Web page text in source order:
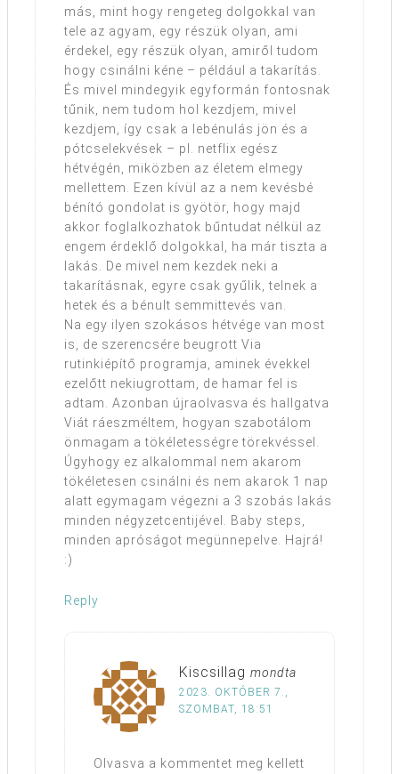
más, mint hogy rengeteg dolgokkal van
tele az agyam, egy részük olyan, ami
érdekel, egy részük olyan, amiről tudom
hogy csinálni kéne – például a takarítás.
És mivel mindegyik egyformán fontosnak
tűnik, nem tudom hol kezdjem, mivel
kezdjem, így csak a lebénulás jön és a
pótcselekvések – pl. netflix egész
hétvégén, miközben az életem elmegy
mellettem. Ezen kívül az a nem kevésbé
bénító gondolat is gyötör, hogy majd
akkor foglalkozhatok bűntudat nélkül az
engem érdeklő dolgokkal, ha már tiszta a
lakás. De mivel nem kezdek neki a
takarításnak, egyre csak gyűlik, telnek a
hetek és a bénult semmittevés van.
Na egy ilyen szokásos hétvége van most
is, de szerencsére beugrott Via
rutinkiépítő programja, aminek évekkel
ezelőtt nekiugrottam, de hamar fel is
adtam. Azonban újraolvasva és hallgatva
Viát ráeszméltem, hogyan szabotálom
önmagam a tökéletességre törekvéssel.
Úgyhogy ez alkalommal nem akarom
tökéletesen csinálni és nem akarok 1 nap
alatt egymagam végezni a 3 szobás lakás
minden négyzetcentijével. Baby steps,
minden apróságot megünnepelve. Hajrá!
:)
Reply
Kiscsillag mondta
2023. OKTÓBER 7.,
SZOMBAT, 18:51
Olvasva a kommentet meg kellett